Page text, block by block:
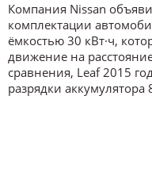
Компания Nissan
комплектации
ёмкостью 30 кВт·ч,
движение на
сравнения, Leaf 2015
разрядки